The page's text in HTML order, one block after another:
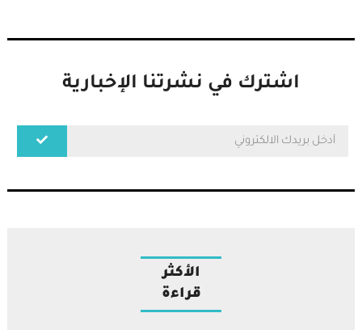
اشترك في نشرتنا الإخبارية
الأكثر
قراءة